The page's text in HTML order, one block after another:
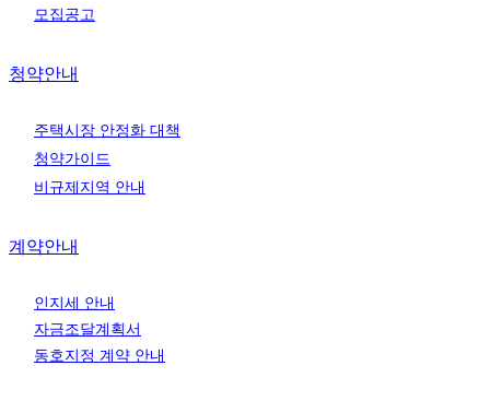
모집공고
청약안내
주택시장 안정화 대책
청약가이드
비규제지역 안내
계약안내
인지세 안내
자금조달계획서
동호지정 계약 안내